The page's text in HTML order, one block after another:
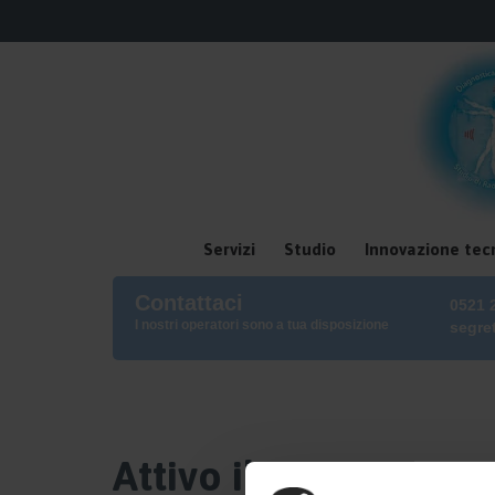
Servizi Studio Innovazione
Contattaci
I nostri operatori sono a tua disposizione
0521
Attivo il nuovo